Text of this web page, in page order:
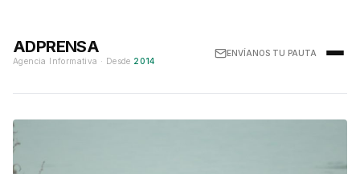
ADPRENSA
Agencia Informativa · Desde 2014
ENVÍANOS TU PAUTA